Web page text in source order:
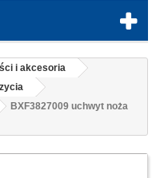
i akcesoria
BXF3827009 uchwyt noża